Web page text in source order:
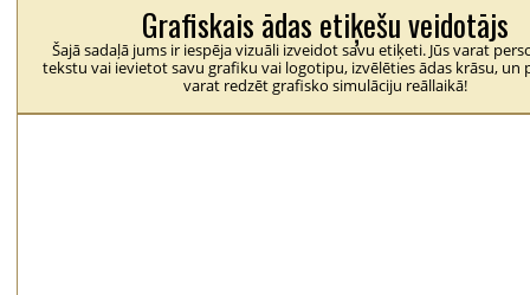
Grafiskais ādas etiķešu veidotājs
Šajā sadaļā jums ir iespēja vizuāli izveidot savu etiķeti. Jūs varat
tekstu vai ievietot savu grafiku vai logotipu, izvēlēties ādas krāsu, un
varat redzēt grafisko simulāciju reāllaikā!